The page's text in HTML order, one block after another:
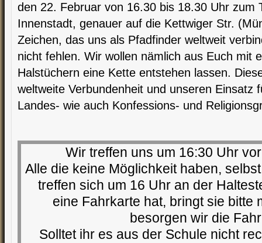
den 22. Februar von 16.30 bis 18.30 Uhr zum
Innenstadt, genauer auf die Kettwiger Str.
Zeichen, das uns als Pfadfinder weltweit
nicht fehlen. Wir wollen nämlich aus Euch mit
Halstüchern eine Kette entstehen lassen.
weltweite Verbundenheit und unseren Einsatz
Landes- wie auch Konfessions- und
Wir treffen uns um 16:30 Uhr
Alle die keine Möglichkeit haben,
treffen sich um 16 Uhr an der
eine Fahrkarte hat, bringt sie bitte
besorgen wir die
Solltet ihr es aus der Schule nicht